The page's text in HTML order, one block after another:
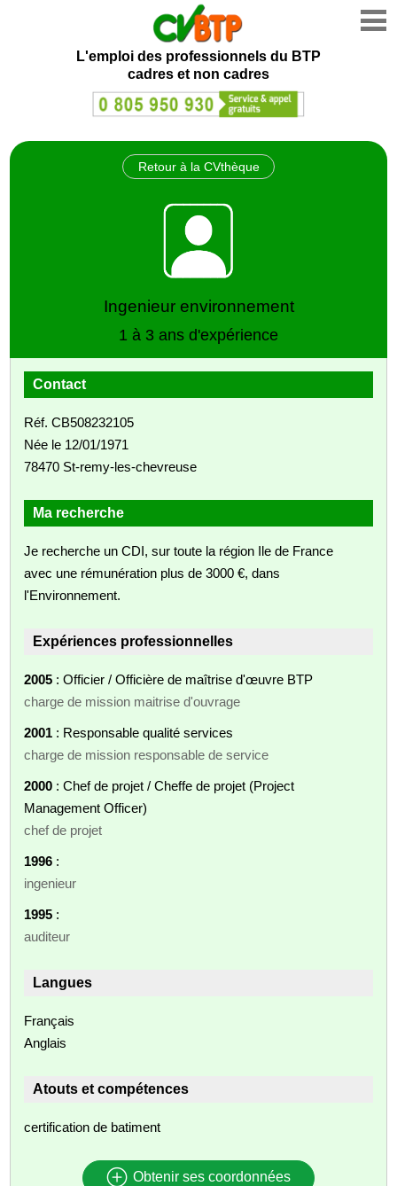
L'emploi des professionnels du BTP
cadres et non cadres
Retour à la CVthèque
Ingenieur environnement
1 à 3 ans d'expérience
Contact
Réf. CB508232105
Née le 12/01/1971
78470 St-remy-les-chevreuse
Ma recherche
Je recherche un CDI, sur toute la région Ile de France
avec une rémunération plus de 3000 €, dans
l'Environnement.
Expériences professionnelles
2005 : Officier / Officière de maîtrise d'œuvre BTP
charge de mission maitrise d'ouvrage
2001 : Responsable qualité services
charge de mission responsable de service
2000 : Chef de projet / Cheffe de projet (Project
Management Officer)
chef de projet
1996 :
ingenieur
1995 :
auditeur
Langues
Français
Anglais
Atouts et compétences
certification de batiment
Obtenir ses coordonnées